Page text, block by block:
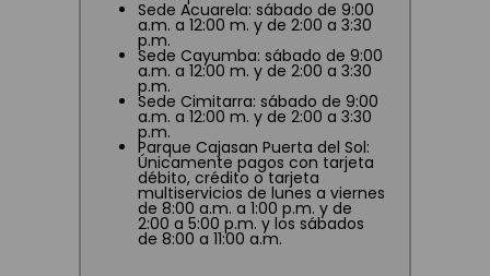
Sede Acuarela: sábado de 9:00
a.m. a 12:00 m. y de 2:00 a 3:30
p.m.
Sede Cayumba: sábado de 9:00
a.m. a 12:00 m. y de 2:00 a 3:30
p.m.
Sede Cimitarra: sábado de 9:00
a.m. a 12:00 m. y de 2:00 a 3:30
p.m.
Parque Cajasan Puerta del Sol:
Únicamente pagos con tarjeta
débito, crédito o tarjeta
multiservicios de lunes a viernes
de 8:00 a.m. a 1:00 p.m. y de
2:00 a 5:00 p.m. y los sábados
de 8:00 a 11:00 a.m.